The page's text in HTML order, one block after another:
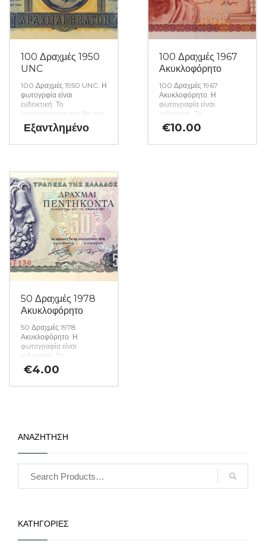
100 Δραχμές 1950
UNC
100 Δραχμές 1950 UNC. Η
φωτογρφία είναι
ενδεικτική. Το
χαρτονόμισμα που θα σας
αποσταλεί θα είναι σε
ακυκλοφόρητη κατάσταση
Εξαντλημένο
100 Δραχμές 1967
Ακυκλοφόρητο
100 Δραχμές 1967
Ακυκλοφόρητο. Η
φωτογραφία είναι
ενδεικτική. Το
χαρτονόμισμα που θα σας
αποσταλεί θα είναι σε
€10.00
50 Δραχμές 1978
Ακυκλοφόρητο
50 Δραχμές 1978
Ακυκλοφόρητο. Η
φωτογραφία είναι
ενδεικτική. Το
χαρτονόμισμα που θα σας
αποσταλεί θα είναι σε
€4.00
ΑΝΑΖΗΤΗΣΗ
ΚΑΤΗΓΟΡΙΕΣ